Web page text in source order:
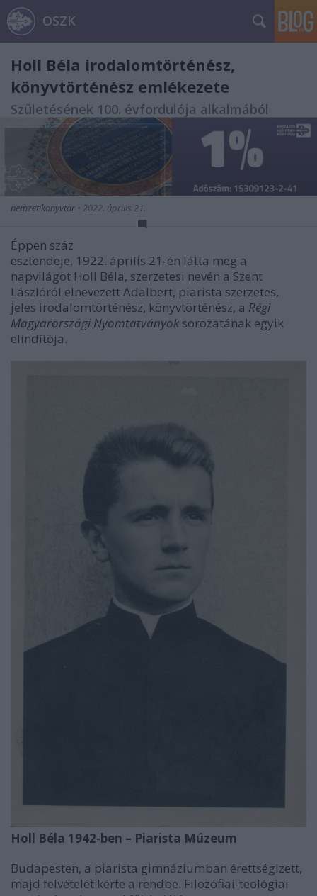
OSZK
Holl Béla irodalomtörténész,
könyvtörténész emlékezete
Születésének 100. évfordulója alkalmából
nemzetikonyvtar • 2022. április 21.
Éppen száz
esztendeje, 1922. április 21-én látta meg a
napvilágot Holl Béla, szerzetesi nevén a Szent
Lászlóról elnevezett Adalbert, piarista szerzetes,
jeles irodalomtörténész, könyvtörténész, a Régi
Magyarországi Nyomtatványok sorozatának egyik
elindítója.
Holl Béla 1942-ben – Piarista Múzeum
Budapesten, a piarista gimnáziumban érettségizett,
majd felvételét kérte a rendbe. Filozófiai-teológiai